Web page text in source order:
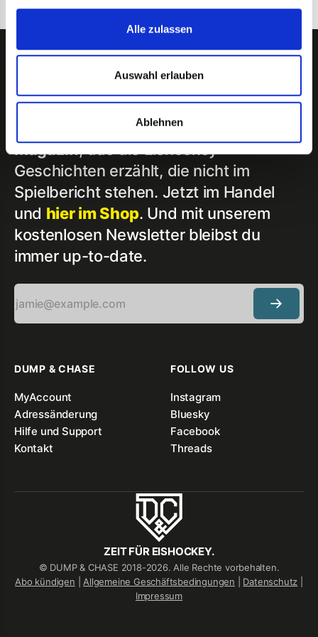
Alle zulassen
Auswahl erlauben
Ablehnen
DUMP & CHASE ist das Eishockey-
Magazin, das die Eishockey-
Geschichten erzählt, die nicht im
Spielbericht stehen. Jetzt im Handel
und hier im Shop. Und mit unserem
kostenlosen Newsletter bleibst du
immer up-to-date.
DUMP & CHASE
MyAccount
Adressänderung
Hilfe und Support
Kontakt
FOLLOW US
Instagram
Bluesky
Facebook
Threads
ZEIT FÜR EISHOCKEY.
© DUMP & CHASE 2018-2026. Alle Rechte vorbehalten.
Abo kündigen
Allgemeine Geschäftsbedingungen Datenschutz
Impressum